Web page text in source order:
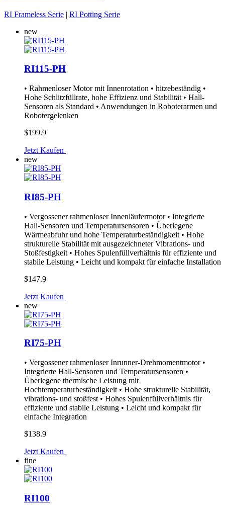
RI Frameless Serie | RI Potting Serie
new
RI115-PH
• Rahmenloser Motor mit Innenrotation • hitzebeständig •
Hohe Schlitzfüllrate, hohe Effizienz und Stabilität • Hall-
Sensoren als Standard • Anwendungen in Roboterarmen und
Robotergelenken
$199.9
Jetzt Kaufen
new
RI85-PH
• Vergossener rahmenloser Innenläufermotor • Integrierte
Hall-Sensoren und Temperatursensoren • Überlegene
Wärmeabfuhr und hohe Temperaturbeständigkeit • Hohe
strukturelle Stabilität mit ausgezeichneter Vibrations- und
Stoßfestigkeit • Hohes Spulenfüllverhältnis für effiziente und
stabile Leistung • Leicht und kompakt für einfache Installation
$147.9
Jetzt Kaufen
new
RI75-PH
• Vergossener rahmenloser Inrunner-Drehmomentmotor •
Integrierte Hall-Sensoren und Temperatursensoren •
Überlegene thermische Leistung mit
Hochtemperaturbeständigkeit • Hohe strukturelle Stabilität,
vibrations- und stoßfest • Hohes Spulenfüllverhältnis für
effiziente und stabile Leistung • Leicht und kompakt für
einfache Integration
$138.9
Jetzt Kaufen
fine
RI100